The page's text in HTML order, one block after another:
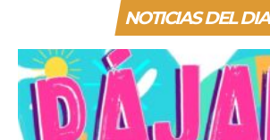
NOTICIAS DEL DIA